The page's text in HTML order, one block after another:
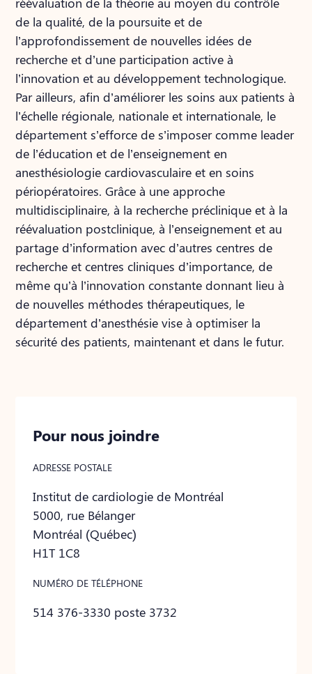
de la qualité, de la poursuite et de
l’approfondissement de nouvelles idées de
recherche et d’une participation active à
l’innovation et au développement technologique.
Par ailleurs, afin d’améliorer les soins aux patients à
l’échelle régionale, nationale et internationale, le
département s’efforce de s’imposer comme leader
de l’éducation et de l’enseignement en
anesthésiologie cardiovasculaire et en soins
périopératoires. Grâce à une approche
multidisciplinaire, à la recherche préclinique et à la
réévaluation postclinique, à l’enseignement et au
partage d’information avec d’autres centres de
recherche et centres cliniques d’importance, de
même qu’à l’innovation constante donnant lieu à
de nouvelles méthodes thérapeutiques, le
département d’anesthésie vise à optimiser la
sécurité des patients, maintenant et dans le futur.
Pour nous joindre
ADRESSE POSTALE
Institut de cardiologie de Montréal
5000, rue Bélanger
Montréal (Québec)
H1T 1C8
NUMÉRO DE TÉLÉPHONE
514 376-3330 poste 3732